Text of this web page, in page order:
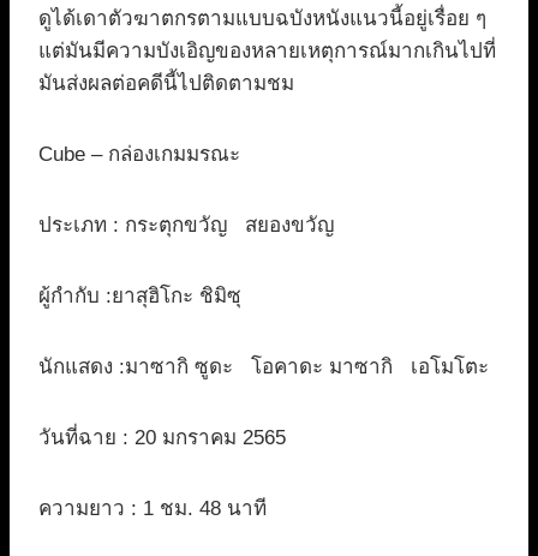
ดูได้เดาตัวฆาตกรตามแบบฉบังหนังแนวนี้อยู่เรื่อย ๆ
แต่มันมีความบังเอิญของหลายเหตุการณ์มากเกินไปที่
มันส่งผลต่อคดีนี้ไปติดตามชม
Cube – กล่องเกมมรณะ
ประเภท : กระตุกขวัญ สยองขวัญ
ผู้กำกับ :ยาสุฮิโกะ ชิมิซุ
นักแสดง :มาซากิ ซูดะ โอคาดะ มาซากิ เอโมโตะ
วันที่ฉาย : 20 มกราคม 2565
ความยาว : 1 ชม. 48 นาที